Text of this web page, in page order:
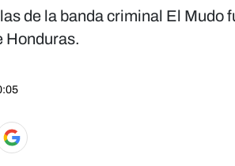
de la banda criminal El Mudo
Honduras.